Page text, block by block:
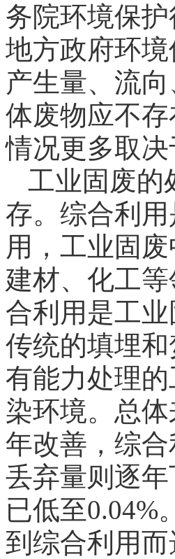
务院环境保
地方政府环
产生量、流
体废物应不
情况更多取
工业固废的
存。综合利
用，工业固
建材、化工
合利用是工
传统的填埋
有能力处理
染环境。总
年改善，综
丢弃量则逐
已低至0.04%
到综合利用